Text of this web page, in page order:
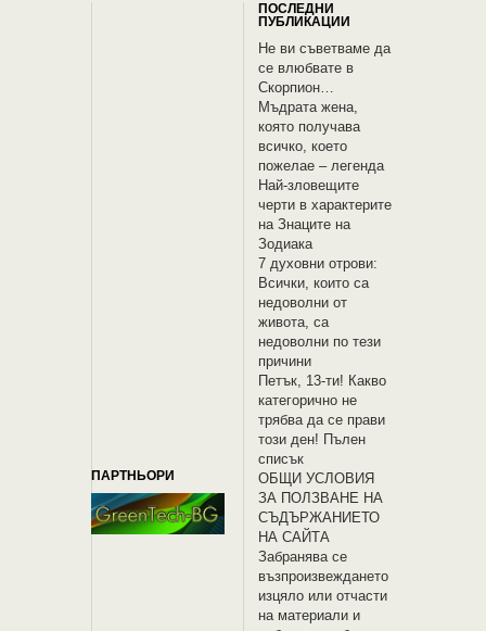
ПОСЛЕДНИ
ПУБЛИКАЦИИ
Не ви съветваме да
се влюбвате в
Скорпион…
Мъдрата жена,
която получава
всичко, което
пожелае – легенда
Най-зловещите
черти в характерите
на Знаците на
Зодиака
7 духовни отрови:
Всички, които са
недоволни от
живота, са
недоволни по тези
причини
Петък, 13-ти! Какво
категорично не
трябва да се прави
този ден! Пълен
списък
ПАРТНЬОРИ
OБЩИ УСЛОВИЯ
ЗА ПОЛЗВАНЕ НА
СЪДЪРЖАНИЕТО
НА САЙТА
Забранява се
възпроизвеждането
изцяло или отчасти
на материали и